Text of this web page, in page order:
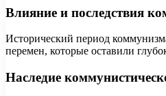
Влияние и последствия
Исторический период
перемен, которые оставили
Наследие